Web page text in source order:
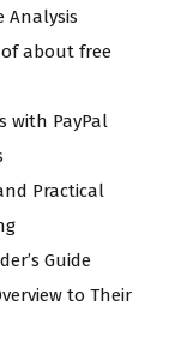
Analysis
about free
with PayPal
Practical
Guide
to Their